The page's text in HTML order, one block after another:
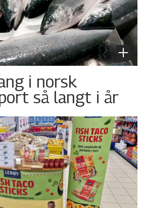
i norsk
så langt i år